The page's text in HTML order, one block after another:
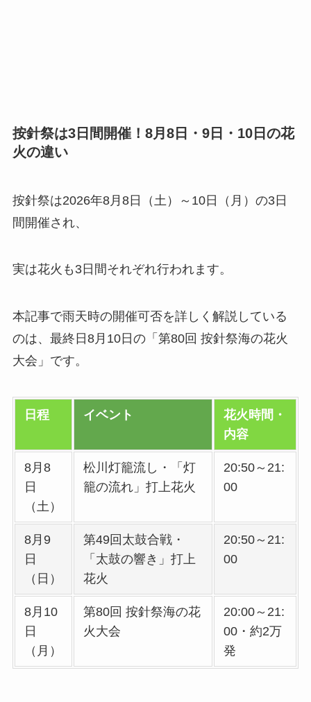
按針祭は3日間開催！8月8日・9日・10日の花
火の違い
按針祭は2026年8月8日（土）～10日（月）の3日
間開催され、
実は花火も3日間それぞれ行われます。
本記事で雨天時の開催可否を詳しく解説している
のは、最終日8月10日の「第80回 按針祭海の花火
大会」です。
日程 イベント
花火時間・
内容
8月8
日
（土）
松川灯籠流し・「灯
籠の流れ」打上花火
20:50～21:
00
8月9
日
（日）
第49回太鼓合戦・
「太鼓の響き」打上
花火
20:50～21:
00
8月10
日
（月）
第80回 按針祭海の花
火大会
20:00～21:
00・約2万
発